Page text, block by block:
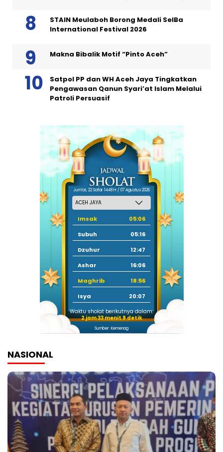
STAIN Meulaboh Borong Medali SeIBa
International Festival 2026
Makna Bibalik Motif “Pinto Aceh”
Satpol PP dan WH Aceh Jaya Tingkatkan
Pengawasan Qanun Syari’at Islam Melalui
Patroli Persuasif
Jum'at, 22 Safar 1448 H / 07 Agustus 2026
Imsak
05:06
Subuh
05:16
Dzuhur
12:47
Ashar
16:06
Maghrib
18:56
Isya
20:07
Waktu sholat berikutnya dalam:
2 jam 33 menit 9 detik
Sumber: Kemenag
NASIONAL